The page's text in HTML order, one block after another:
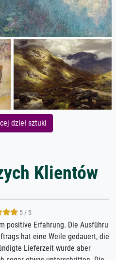
dzieł sztuki
Klientów
Die Ausführung
Weile gedauert, die
wurde aber